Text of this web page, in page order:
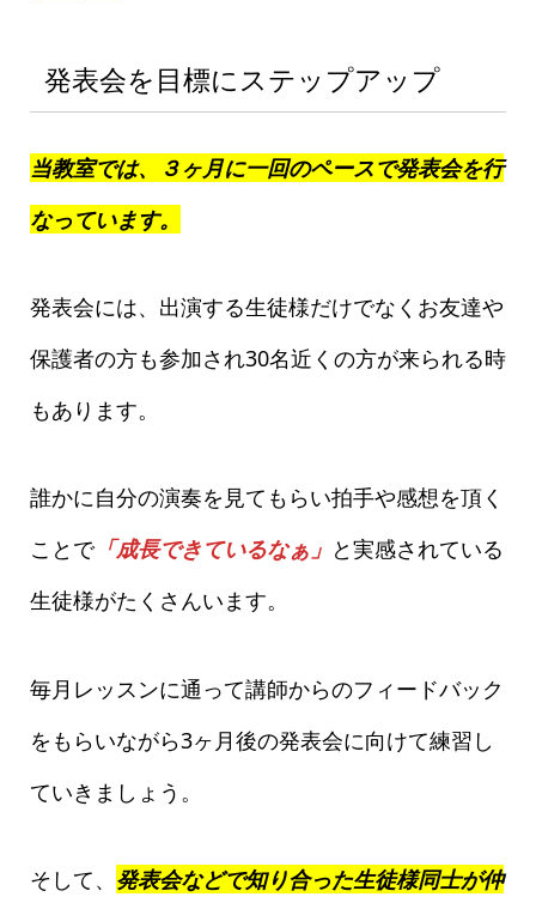
発表会を目標にステップアップ
当教室では、３ヶ月に一回のペースで発表会を行
なっています。
発表会には、出演する生徒様だけでなくお友達や
保護者の方も参加され30名近くの方が来られる時
もあります。
誰かに自分の演奏を見てもらい拍手や感想を頂く
ことで「成長できているなぁ」 と実感されている
生徒様がたくさんいます。
毎月レッスンに通って講師からのフィードバック
をもらいながら3ヶ月後の発表会に向けて練習し
ていきましょう。
そして、 発表会などで知り合った生徒様同士が仲